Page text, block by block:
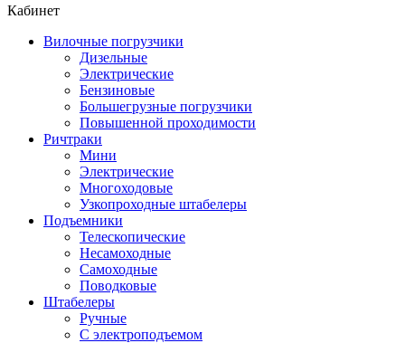
Кабинет
Вилочные погрузчики
Дизельные
Электрические
Бензиновые
Большегрузные погрузчики
Повышенной проходимости
Ричтраки
Мини
Электрические
Многоходовые
Узкопроходные штабелеры
Подъемники
Телескопические
Несамоходные
Самоходные
Поводковые
Штабелеры
Ручные
С электроподъемом